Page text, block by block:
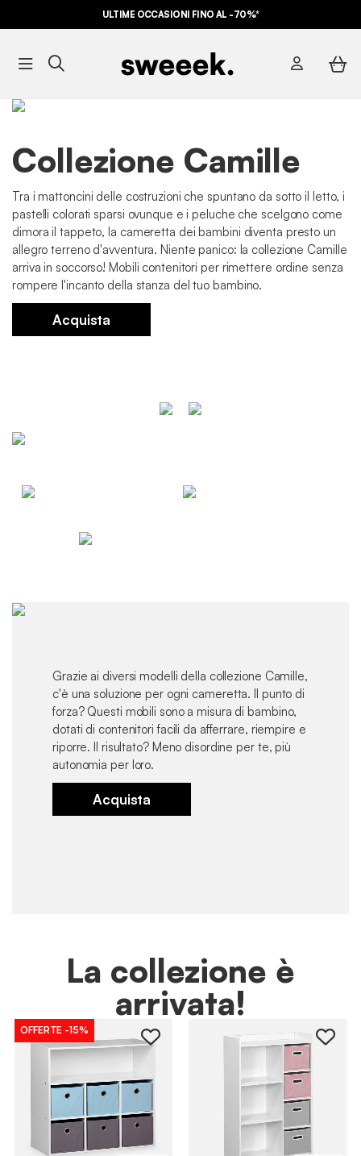
ULTIME OCCASIONI FINO AL -70%*
PAGA IN 3X SENZA INTERESSI
Collezione Camille
Tra i mattoncini delle costruzioni che spuntano da sotto il letto, i
pastelli colorati sparsi ovunque e i peluche che scelgono come
dimora il tappeto, la cameretta dei bambini diventa presto un
allegro terreno d'avventura. Niente panico: la collezione Camille
arriva in soccorso! Mobili contenitori per rimettere ordine senza
rompere l'incanto della stanza del tuo bambino.
Acquista
Grazie ai diversi modelli della collezione Camille,
c'è una soluzione per ogni cameretta. Il punto di
forza? Questi mobili sono a misura di bambino,
dotati di contenitori facili da afferrare, riempire e
riporre. Il risultato? Meno disordine per te, più
autonomia per loro.
Acquista
La collezione è
arrivata!
OFFERTE -15%